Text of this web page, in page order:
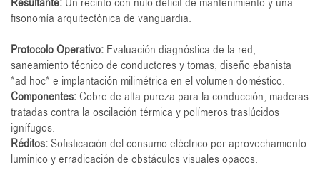
fisonomía arquitectónica de vanguardia.
Protocolo Operativo: Evaluación diagnóstica de la red,
saneamiento técnico de conductores y tomas, diseño ebanista
*ad hoc* e implantación milimétrica en el volumen doméstico.
Componentes: Cobre de alta pureza para la conducción, maderas
tratadas contra la oscilación térmica y polímeros traslúcidos
ignífugos.
Réditos: Sofisticación del consumo eléctrico por aprovechamiento
lumínico y erradicación de obstáculos visuales opacos.